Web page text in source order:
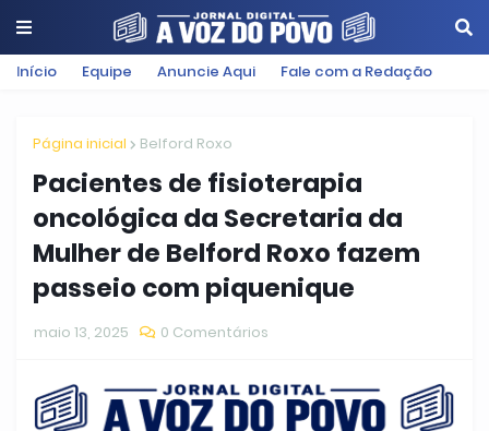
Início Equipe Anuncie Aqui Fale com a Redação
Página inicial Belford Roxo
Pacientes de fisioterapia
oncológica da Secretaria da
Mulher de Belford Roxo fazem
passeio com piquenique
maio 13, 2025 0 Comentários